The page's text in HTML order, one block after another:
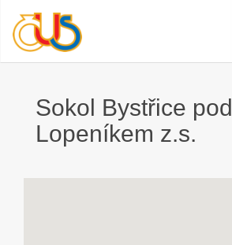
Sokol Bystřice pod
Lopeníkem z.s.